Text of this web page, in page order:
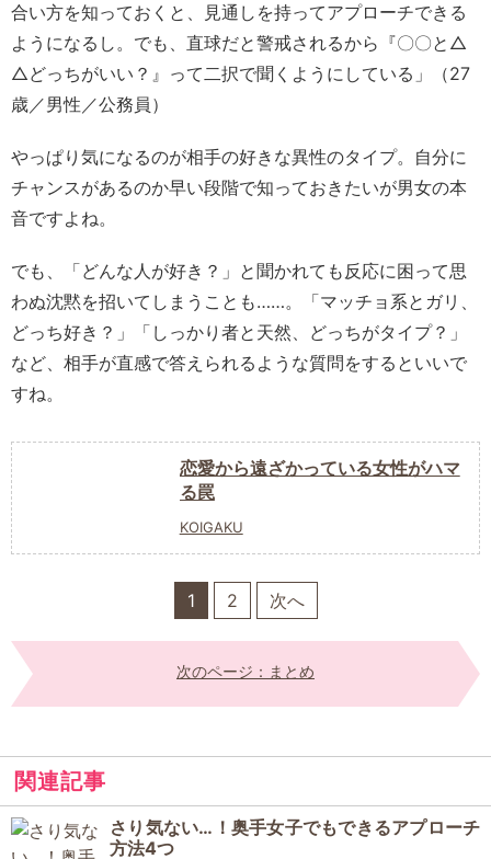
合い方を知っておくと、見通しを持ってアプローチできる
ようになるし。でも、直球だと警戒されるから『〇〇と△
△どっちがいい？』って二択で聞くようにしている」（27
歳／男性／公務員）
やっぱり気になるのが相手の好きな異性のタイプ。自分に
チャンスがあるのか早い段階で知っておきたいが男女の本
音ですよね。
でも、「どんな人が好き？」と聞かれても反応に困って思
わぬ沈黙を招いてしまうことも……。「マッチョ系とガリ、
どっち好き？」「しっかり者と天然、どっちがタイプ？」
など、相手が直感で答えられるような質問をするといいで
すね。
恋愛から遠ざかっている女性がハマ
る罠
KOIGAKU
1 2 次へ
次のページ：まとめ
関連記事
さり気ない…！奥手女子でもできるアプローチ
方法4つ